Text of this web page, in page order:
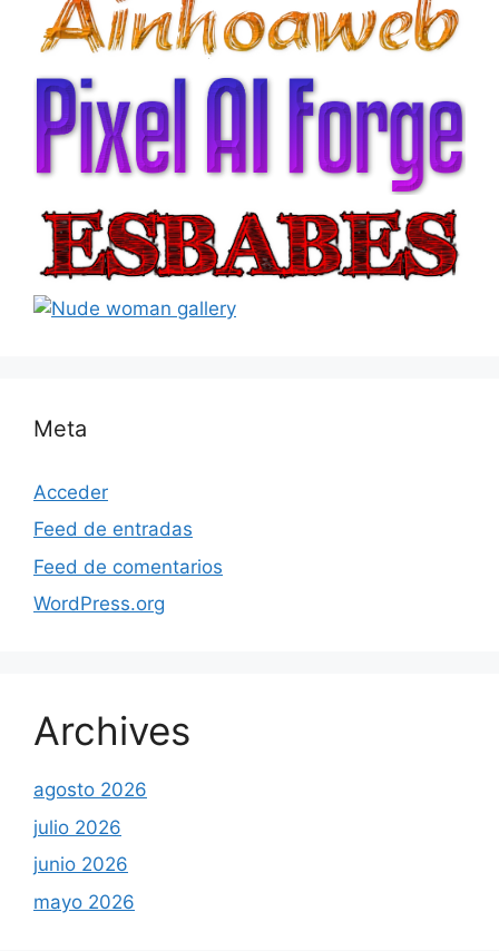
Meta
Acceder
Feed de entradas
Feed de comentarios
WordPress.org
Archives
agosto 2026
julio 2026
junio 2026
mayo 2026